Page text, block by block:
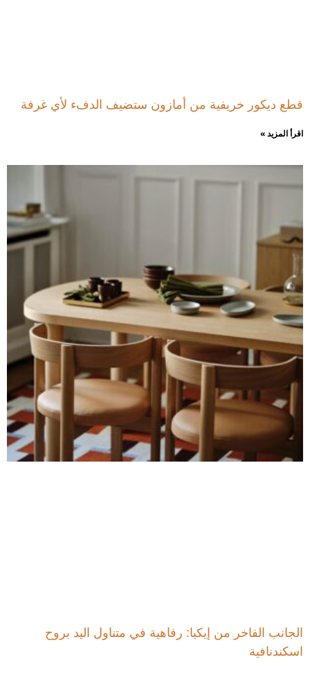
قطع ديكور خريفية من أمازون ستضيف الدفء لأي غرفة
اقرأ المزيد »
الجانب الفاخر من إيكيا: رفاهية في متناول اليد بروح
اسكندنافية